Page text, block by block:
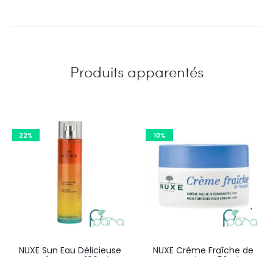
Produits apparentés
22%
NUXE Sun Eau Délicieuse
10%
NUXE Crème Fraîche de